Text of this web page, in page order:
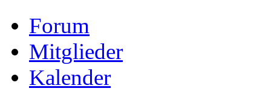
Forum
Mitglieder
Kalender